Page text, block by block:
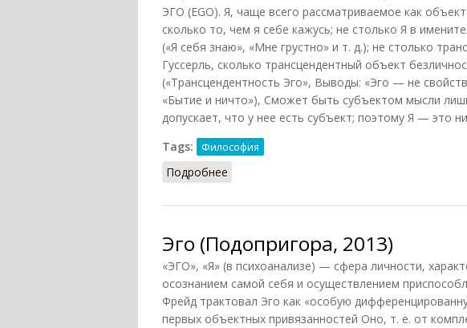
ЭГО (EGO). Я, чаще всего рассматриваемое как
сколько то, чем я себе кажусь; не столько Я в
(«Я себя знаю», «Мне грустно» и т. д.); не столько
Гуссерль, сколько трансцендентный объект
(«Трансцендентность Эго», Выводы: «Эго — не
«Бытие и ничто»), Сможет быть субъектом мысли
допускает, что у нее есть субъект; поэтому Я — это
Tags:
Философия
Подробнее
Эго (Подопригора, 2013)
«ЭГО», «Я» (в психоанализе) — сфера личности,
осознанием самой себя и осуществлением
Фрейд трактовал Эго как «особую
первых объектных привязанностей Оно, т. е. от